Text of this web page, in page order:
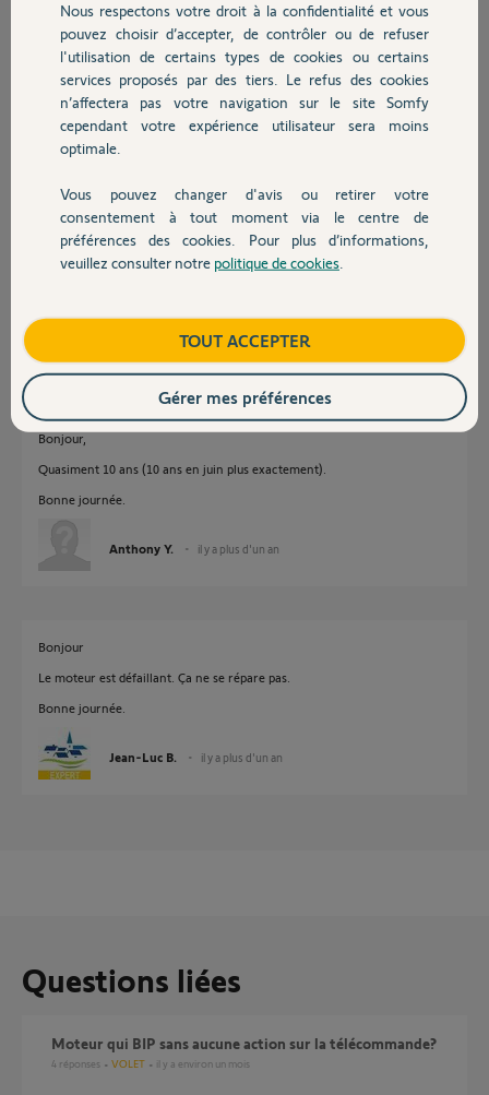
Chauffage
Autres produits
Devis avec un pro
Contact
Anthony Y.
Participer au fil de discussion
Réponses
Bonjour
il y a plus d'un an
Bonjour,
Quasiment 10 ans (10 ans en juin plus exactement).
Bonne journée.
Anthony Y. il y a plus d'un an
Bonjour
Le moteur est défaillant. Ça ne se répare pas.
Bonne journée.
Jean-Luc B. il y a plus d'un an
Questions liées
Moteur qui BIP sans aucune action sur la télécommande?
4 réponses VOLET il y a environ un mois
Nous respectons votre droit à la confidentialité et vous
pouvez choisir d’accepter, de contrôler ou de refuser
l'utilisation de certains types de cookies ou certains
services proposés par des tiers. Le refus des cookies
n’affectera pas votre navigation sur le site Somfy
cependant votre expérience utilisateur sera moins
optimale.
Vous pouvez changer d'avis ou retirer votre
consentement à tout moment via le centre de
préférences des cookies. Pour plus d’informations,
veuillez consulter notre politique de cookies
TOUT ACCEPTER
Gérer mes préférences